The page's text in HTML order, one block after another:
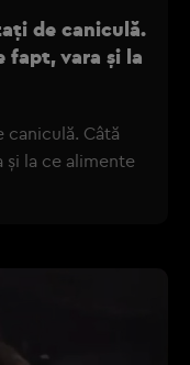
de caniculă.
fapt, vara și la
Câtă
și la ce alimente